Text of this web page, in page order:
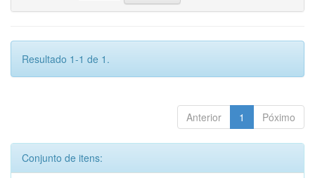
Resultado 1-1 de 1.
Anterior 1 Póximo
Conjunto de itens: